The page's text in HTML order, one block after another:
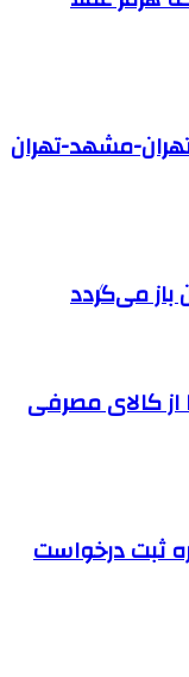
مشهد-تهران
کالای مصرفی
ثبت درخواست